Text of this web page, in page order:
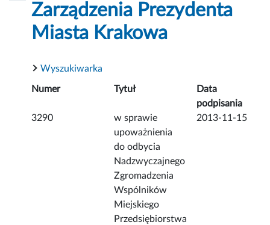
Zarządzenia Prezydenta
Miasta Krakowa
Wyszukiwarka
Numer Tytuł
Data
podpisania
3290
w sprawie
upoważnienia
do odbycia
Nadzwyczajnego
Zgromadzenia
Wspólników
Miejskiego
Przedsiębiorstwa
2013-11-15